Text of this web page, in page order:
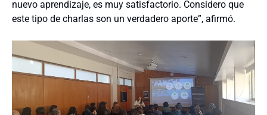
nuevo aprendizaje, es muy satisfactorio. Considero que
este tipo de charlas son un verdadero aporte”, afirmó.